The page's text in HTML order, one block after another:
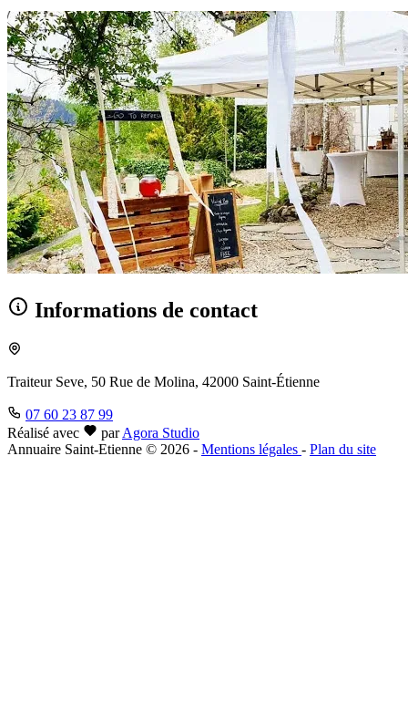
Informations de contact
Traiteur Seve, 50 Rue de Molina, 42000 Saint-Étienne
07 60 23 87 99
Réalisé avec
par Agora Studio
Annuaire Saint-Etienne © 2026 - Mentions légales - Plan du site